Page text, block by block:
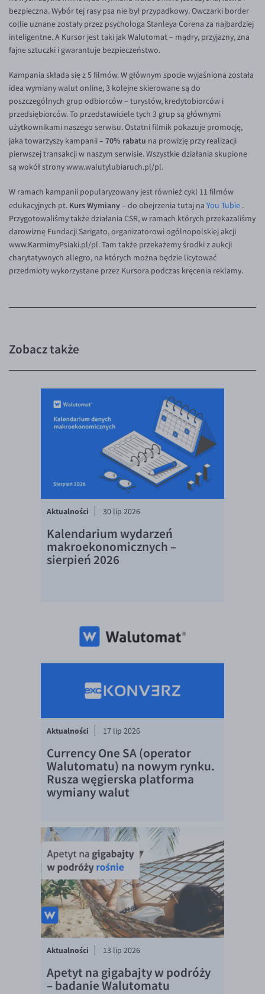
Inne pary walutowe
AUD/PLN
BGN/PLN
CNY/PLN
HKD/PLN
HUF/PLN
ILS/PLN
JPY/PLN
RON/PLN
SGD/PLN
TRY/PLN
ZAR/PLN
EUR/SEK
EUR/AUD
EUR/HKD
EUR/ILS
EUR/JPY
Aplikacja mobilna
Bezpieczeństwo
Pomoc
FAQ
Konto i opłaty
Wymiana walut
Banki i przelewy
Przelewy zagraniczne
Poradnik
KONTAKT
Kontakt
PL
bezpieczna. Wybór tej rasy psa nie był przypadkowy. Owczarki border
collie uznane zostały przez psychologa Stanleya Corena za najbardziej
inteligentne. A Kursor jest taki jak Walutomat – mądry, przyjazny, zna
fajne sztuczki i gwarantuje bezpieczeństwo.
Kampania składa się z 5 filmów. W głównym spocie wyjaśniona została
idea wymiany walut online, 3 kolejne skierowane są do
poszczególnych grup odbiorców – turystów, kredytobiorców i
przedsiębiorców. To przedstawiciele tych 3 grup są głównymi
użytkownikami naszego serwisu. Ostatni filmik pokazuje promocję,
jaka towarzyszy kampanii– 70% rabatu na prowizję przy realizacji
pierwszej transakcji w naszym serwisie. Wszystkie działania skupione
są wokół strony www.walutylubiaruch.pl/pl.
W ramach kampanii popularyzowany jest również cykl 11 filmów
edukacyjnych pt. Kurs Wymiany– do obejrzenia tutaj na You Tubie .
Przygotowaliśmy także działania CSR, w ramach których przekazaliśmy
darowiznę Fundacji Sarigato, organizatorowi ogólnopolskiej akcji
www.KarmimyPsiaki.pl/pl. Tam także przekażemy środki z aukcji
charytatywnych allegro, na których można będzie licytować
przedmioty wykorzystane przez Kursora podczas kręcenia reklamy.
Zobacz także
Aktualności 30 lip 2026
Kalendarium wydarzeń
makroekonomicznych –
sierpień 2026
Aktualności 17 lip 2026
Currency One SA (operator
Walutomatu) na nowym rynku.
Rusza węgierska platforma
wymiany walut
Aktualności 13 lip 2026
Apetyt na gigabajty w podróży
– badanie Walutomatu